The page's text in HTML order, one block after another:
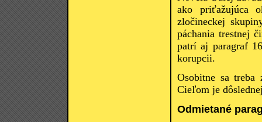
ako priťažujúca
zločineckej
páchania trestnej
patrí aj paragraf
korupcii.
Osobitne sa
Cieľom je
Odmietané